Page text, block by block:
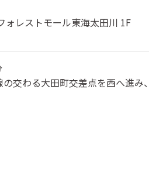
ォレストモール東海太田川 1F
交わる大田町交差点を西へ進み